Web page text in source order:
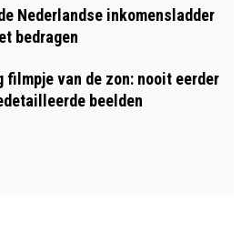
Nederlandse inkomensladder
bedragen
filmpje van de zon: nooit eerder
beelden